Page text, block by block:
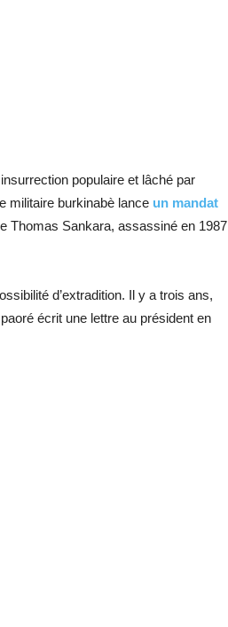
populaire et lâché par
militaire burkinabè lance un mandat
Thomas Sankara, assassiné en 1987
d’extradition. Il y a trois ans,
écrit une lettre au président en